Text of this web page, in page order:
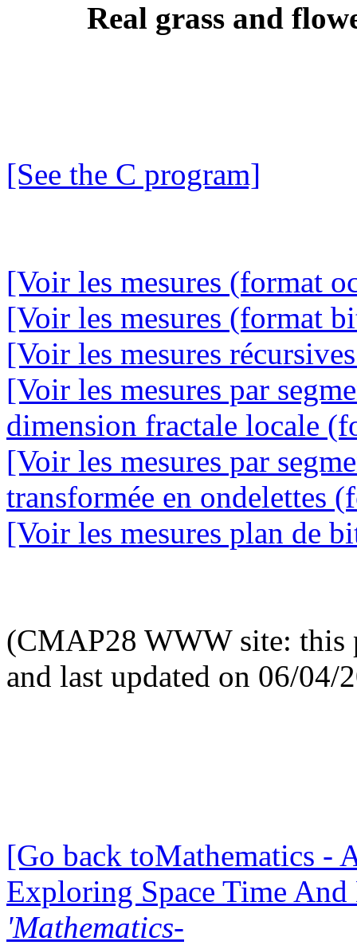
Real grass and
[See the C program]
[Voir les mesures (format
[Voir les mesures (format
[Voir les mesures
[Voir les mesures par
dimension fractale locale
[Voir les mesures par
transformée en ondelettes
[Voir les mesures plan de
(CMAP28 WWW site: this
and last updated on 06/04/
[Go back toMathematics -
Exploring Space Time
'Mathematics-